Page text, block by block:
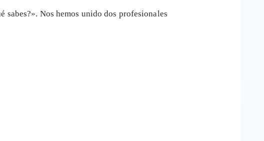
Nos hemos unido dos profesionales